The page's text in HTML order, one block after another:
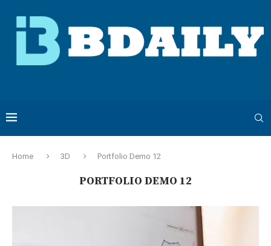
Home 3D Portfolio Demo 12
PORTFOLIO DEMO 12